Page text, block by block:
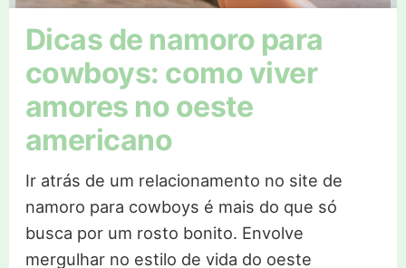
Dicas de namoro para
cowboys: como viver
amores no oeste
americano
Ir atrás de um relacionamento no site de
namoro para cowboys é mais do que só
busca por um rosto bonito. Envolve
mergulhar no estilo de vida do oeste